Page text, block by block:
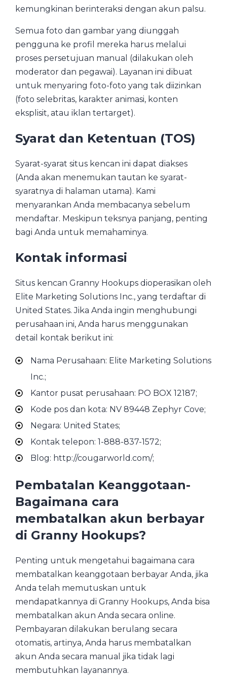
kemungkinan berinteraksi dengan akun palsu.
Semua foto dan gambar yang diunggah
pengguna ke profil mereka harus melalui
proses persetujuan manual (dilakukan oleh
moderator dan pegawai). Layanan ini dibuat
untuk menyaring foto-foto yang tak diizinkan
(foto selebritas, karakter animasi, konten
eksplisit, atau iklan tertarget).
Syarat dan Ketentuan (TOS)
Syarat-syarat situs kencan ini dapat diakses
(Anda akan menemukan tautan ke syarat-
syaratnya di halaman utama). Kami
menyarankan Anda membacanya sebelum
mendaftar. Meskipun teksnya panjang, penting
bagi Anda untuk memahaminya.
Kontak informasi
Situs kencan Granny Hookups dioperasikan oleh
Elite Marketing Solutions Inc., yang terdaftar di
United States. Jika Anda ingin menghubungi
perusahaan ini, Anda harus menggunakan
detail kontak berikut ini:
Nama Perusahaan: Elite Marketing Solutions
Inc.;
Kantor pusat perusahaan: PO BOX 12187;
Kode pos dan kota: NV 89448 Zephyr Cove;
Negara: United States;
Kontak telepon: 1-888-837-1572;
Blog: http://cougarworld.com/;
Pembatalan Keanggotaan-
Bagaimana cara
membatalkan akun berbayar
di Granny Hookups?
Penting untuk mengetahui bagaimana cara
membatalkan keanggotaan berbayar Anda, jika
Anda telah memutuskan untuk
mendapatkannya di Granny Hookups, Anda bisa
membatalkan akun Anda secara online.
Pembayaran dilakukan berulang secara
otomatis, artinya, Anda harus membatalkan
akun Anda secara manual jika tidak lagi
membutuhkan layanannya.